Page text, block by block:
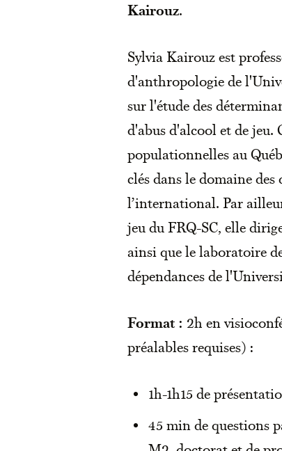
Kairouz.
Sylvia Kairouz est
d'anthropologie de
sur l'étude des
d'abus d'alcool et de jeu.
populationnelles au
clés dans le domaine des
l’international. Par
jeu du FRQ-SC, elle
ainsi que le laboratoire
dépendances de
Format : 2h en
préalables requises) :
1h-1h15 de
45 min de questions